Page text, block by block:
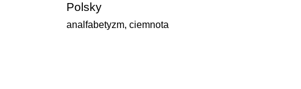
Polsky
analfabetyzm, ciemnota